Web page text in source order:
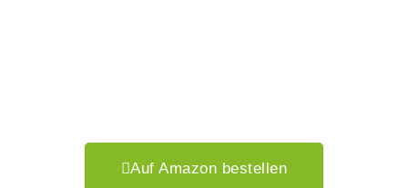
Auf Amazon bestellen